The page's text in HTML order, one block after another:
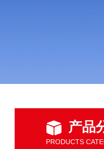
产品
PRODUCTS